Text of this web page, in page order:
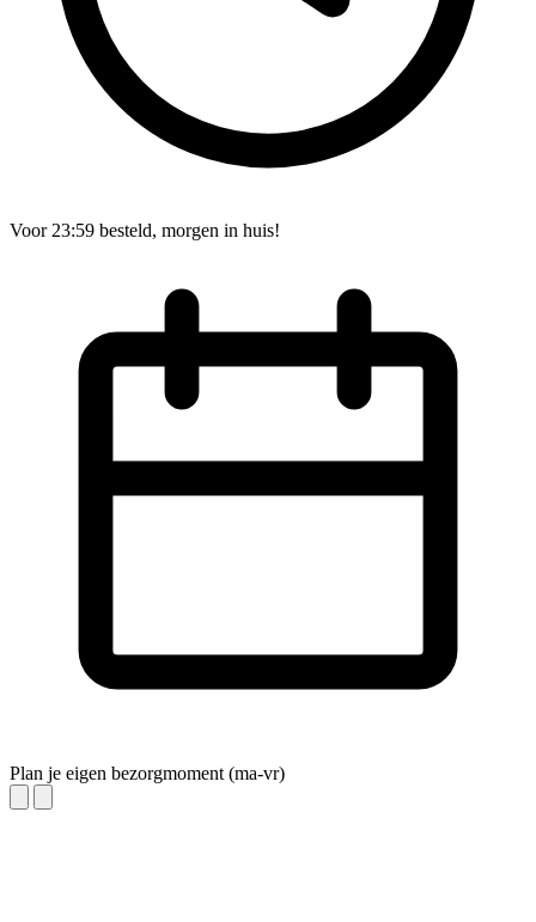
Voor 23:59 besteld, morgen in huis!
Plan je eigen bezorgmoment (ma-vr)